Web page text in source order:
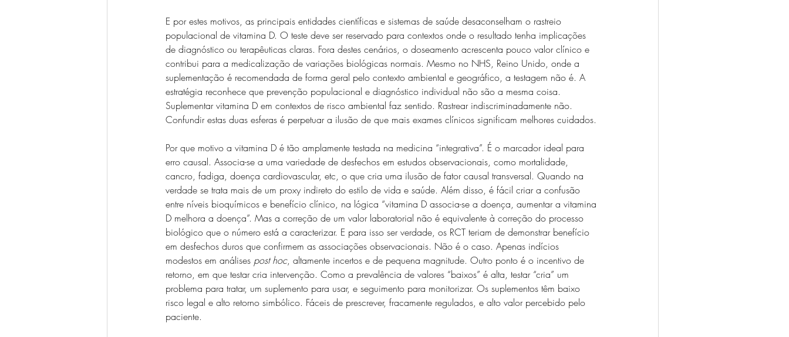
E por estes motivos, as principais entidades científicas e sistemas de saúde desaconselham o rastreio
populacional de vitamina D. O teste deve ser reservado para contextos onde o resultado tenha implicações
de diagnóstico ou terapêuticas claras. Fora destes cenários, o doseamento acrescenta pouco valor clínico e
contribui para a medicalização de variações biológicas normais. Mesmo no NHS, Reino Unido, onde a
suplementação é recomendada de forma geral pelo contexto ambiental e geográfico, a testagem não é. A
estratégia reconhece que prevenção populacional e diagnóstico individual não são a mesma coisa.
Suplementar vitamina D em contextos de risco ambiental faz sentido. Rastrear indiscriminadamente não.
Confundir estas duas esferas é perpetuar a ilusão de que mais exames clínicos significam melhores cuidados.
Por que motivo a vitamina D é tão amplamente testada na medicina “integrativa”. É o marcador ideal para
erro causal. Associa-se a uma variedade de desfechos em estudos observacionais, como mortalidade,
cancro, fadiga, doença cardiovascular, etc, o que cria uma ilusão de fator causal transversal. Quando na
verdade se trata mais de um proxy indireto do estilo de vida e saúde. Além disso, é fácil criar a confusão
entre níveis bioquímicos e benefício clínico, na lógica “vitamina D associa-se a doença, aumentar a vitamina
D melhora a doença”. Mas a correção de um valor laboratorial não é equivalente à correção do processo
biológico que o número está a caracterizar. E para isso ser verdade, os RCT teriam de demonstrar benefício
em desfechos duros que confirmem as associações observacionais. Não é o caso. Apenas indícios
modestos em análises post hoc, altamente incertos e de pequena magnitude. Outro ponto é o incentivo de
retorno, em que testar cria intervenção. Como a prevalência de valores “baixos” é alta, testar “cria” um
problema para tratar, um suplemento para usar, e seguimento para monitorizar. Os suplementos têm baixo
risco legal e alto retorno simbólico. Fáceis de prescrever, fracamente regulados, e alto valor percebido pelo
paciente.